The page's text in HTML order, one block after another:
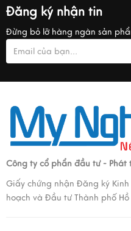
Đăng ký nhận tin
Đừng bỏ lỡ hàng ngàn sản
Công ty cổ phẩn đầu tư - Phát
Giấy chứng nhận Đăng ký
hoạch và Đầu tư Thành phố